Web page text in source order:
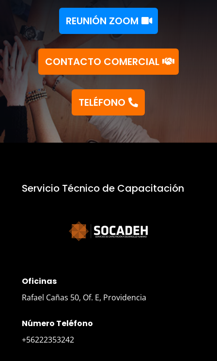
REUNIÓN ZOOM
CONTACTO COMERCIAL
TELÉFONO
Servicio Técnico de Capacitación
Oficinas
Rafael Cañas 50, Of. E, Providencia
Número Teléfono
+56222353242